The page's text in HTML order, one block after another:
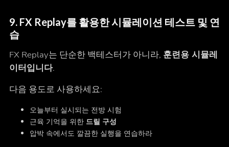
9. FX Replay를 활용한 시뮬레이션 테스트 및 연
습
FX Replay는 단순한 백테스터가 아니라, 훈련용 시뮬레
이터입니다.
다음 용도로 사용하세요:
오늘부터 실시되는 전방 시험
근육 기억을 위한 드릴 구성
압박 속에서도 깔끔한 실행을 연습하라